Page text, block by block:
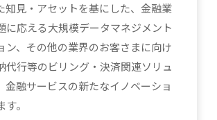
知見・アセットを基にした、金融業
に応える大規模データマネジメント
ン、その他の業界のお客さまに向け
代行等のビリング・決済関連ソリュ
金融サービスの新たなイノベーショ
。